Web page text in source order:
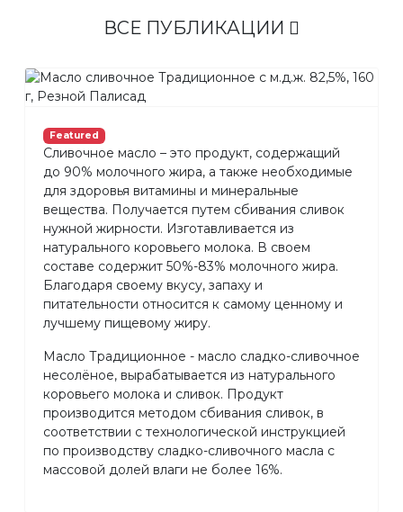
ВСЕ ПУБЛИКАЦИИ
Featured
Сливочное масло – это продукт, содержащий
до 90% молочного жира, а также необходимые
для здоровья витамины и минеральные
вещества. Получается путем сбивания сливок
нужной жирности. Изготавливается из
натурального коровьего молока. В своем
составе содержит 50%-83% молочного жира.
Благодаря своему вкусу, запаху и
питательности относится к самому ценному и
лучшему пищевому жиру.
Масло Традиционное - масло сладко-сливочное
несолёное, вырабатывается из натурального
коровьего молока и сливок. Продукт
производится методом сбивания сливок, в
соответствии с технологической инструкцией
по производству сладко-сливочного масла с
массовой долей влаги не более 16%.